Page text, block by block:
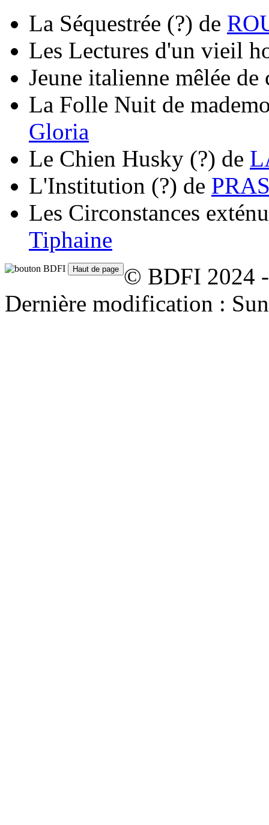
La Séquestrée (?) de
Les Lectures d'un vieil
Jeune italienne mêlée
La Folle Nuit de
Gloria
Le Chien Husky (?) de
L'Institution (?) de
Les Circonstances
Tiphaine
© BDFI 2024
Dernière modification :